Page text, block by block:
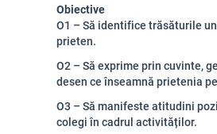
Obiective
O1 – Să identifice trăsăturile
prieten.
O2 – Să exprime prin cuvinte,
desen ce înseamnă prietenia
O3 – Să manifeste atitudini
colegi în cadrul activităților.